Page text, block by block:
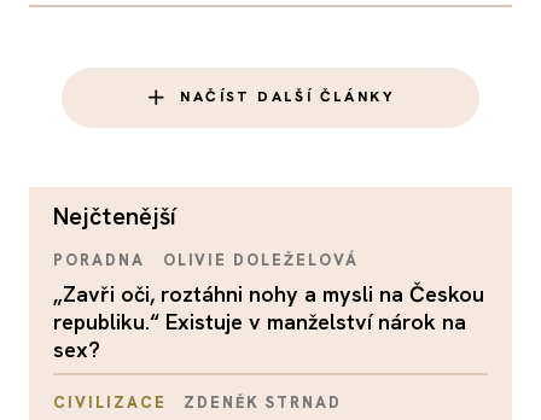
NAČÍST DALŠÍ ČLÁNKY
nejčtenější
PORADNA OLIVIE DOLEŽELOVÁ
„Zavři oči, roztáhni nohy a mysli na Českou
republiku.“ Existuje v manželství nárok na
sex?
CIVILIZACE ZDENĚK STRNAD